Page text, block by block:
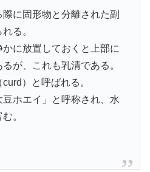
に固形物と分離された副
る。
に放置しておくと上部に
が、これも乳清である。
）と呼ばれる。
ホエイ」と呼称され、水
。